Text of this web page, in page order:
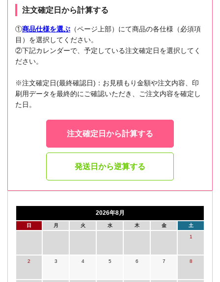
注文確定日から計算する
①商品仕様を選ぶ （ページ上部）にて商品の各仕様（必須項
目）を選択してください。
②下記カレンダーで、予定している注文確定日を選択してく
ださい。
※注文確定日(最終確認日)：お見積もり金額や注文内容、印
刷用データを最終的にご確認いただき、ご注文内容を確定し
た日。
注文確定日から計算する
発送日から逆算する
2026年8月
日 月 火 水 木 金 土
1
2 3 4 5 6 7 8